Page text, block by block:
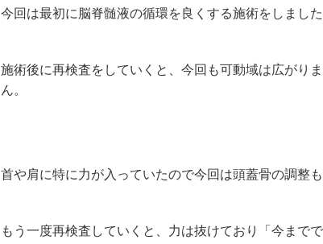
今回は最初に脳脊髄液の循環を良くする施術をしました
施術後に再検査をしていくと、今回も可動域は広がり
ん。
首や肩に特に力が入っていたので今回は頭蓋骨の調整も
もう一度再検査していくと、力は抜けており「今まで